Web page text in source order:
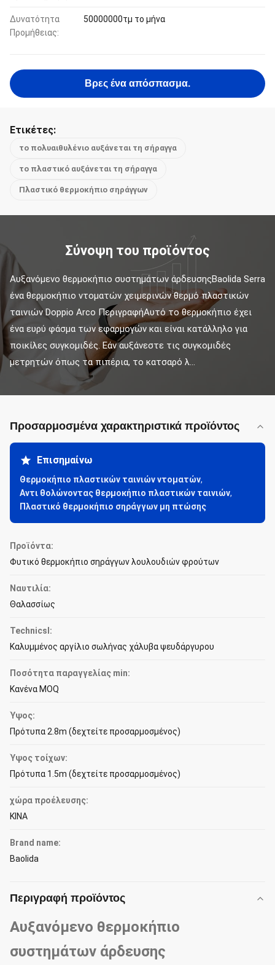
Δυνατότητα
Προμήθειας:
50000000τμ το μήνα
Βρες ένα απόσπασμα.
Ετικέτες:
το πολυαιθυλένιο αυξάνεται τη σήραγγα
το πλαστικό αυξάνεται τη σήραγγα
Πλαστικό θερμοκήπιο σηράγγων
Σύνοψη του προϊόντος
Αυξανόμενο θερμοκήπιο συστημάτων άρδευσηςBaolida Serra
ένα θερμοκήπιο ντοματών χειμερινών θερμό πλαστικών
ταινιών Doppio Arco ΠεριγραφήΑυτό το θερμοκήπιο έχει
ένα ευρύ φάσμα των εφαρμογών και είναι κατάλληλο για
ποικίλες συγκομιδές. Εάν αυξάνεστε τις συγκομιδές
μετρητών όπως τα πιπέρια, το κατσαρό λ...
Προσαρμοσμένα χαρακτηριστικά προϊόντος
Επισημαίνω
Θερμοκήπιο πλαστικών ταινιών ντοματών,
Αντι θολώνοντας θερμοκήπιο πλαστικών ταινιών,
Πλαστικό θερμοκήπιο σηράγγων μη πτώσης
Προϊόντα:
Φυτικό θερμοκήπιο σηράγγων λουλουδιών φρούτων
Ναυτιλία:
Θαλασσίως
Technicsl:
Καλυμμένος αργίλιο σωλήνας χάλυβα ψευδάργυρου
Ποσότητα παραγγελίας min:
Κανένα MOQ
Ύψος:
Πρότυπα 2.8m (δεχτείτε προσαρμοσμένος)
Ύψος τοίχων:
Πρότυπα 1.5m (δεχτείτε προσαρμοσμένος)
χώρα προέλευσης:
ΚΙΝΑ
Brand name:
Baolida
Περιγραφή προϊόντος
Αυξανόμενο θερμοκήπιο
συστημάτων άρδευσης